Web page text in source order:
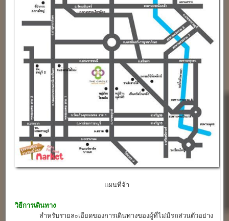
แผนที่จ้า
วิธีการเดินทาง
สำหรับรายละเอียดของการเดินทางของผู้ที่ไม่มีรถส่วนตัวอย่าง